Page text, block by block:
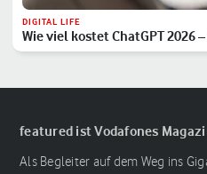
DIGITAL LIFE
Wie viel kostet ChatGPT 2026
featured ist Vodafones
Als Begleiter auf dem Weg ins